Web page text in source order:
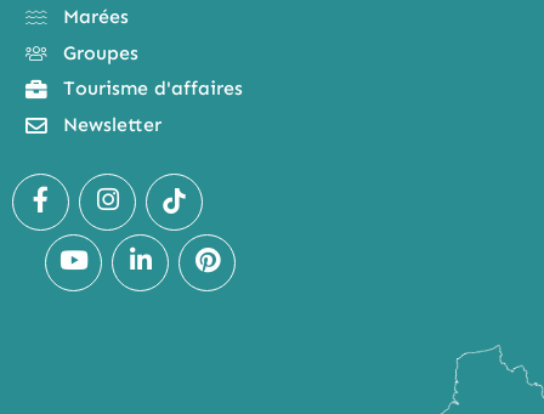
Marées
Groupes
Tourisme d'affaires
Newsletter